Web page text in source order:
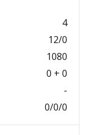
4
12/0
1080
0 + 0
-
0/0/0